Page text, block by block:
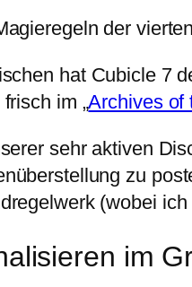
der
hat Cubicle 7
im „Archives of
sehr aktiven
zu
(wobei
im